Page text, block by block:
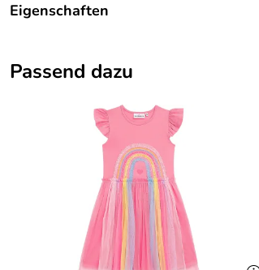
Eigenschaften
Farbe:
Pink
Passend dazu